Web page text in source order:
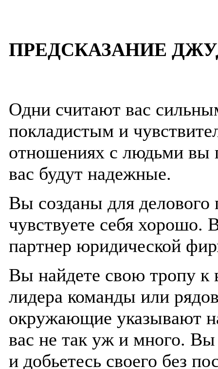
ПРЕДСКАЗАНИЕ
Одни считают вас
покладистым и
отношениях с людьми вы
вас будут надежные.
Вы созданы для делового
чувствуете себя хорошо.
партнер юридической
Вы найдете свою тропу к
лидера команды или
окружающие указывают
вас не так уж и много.
и добьетесь своего без